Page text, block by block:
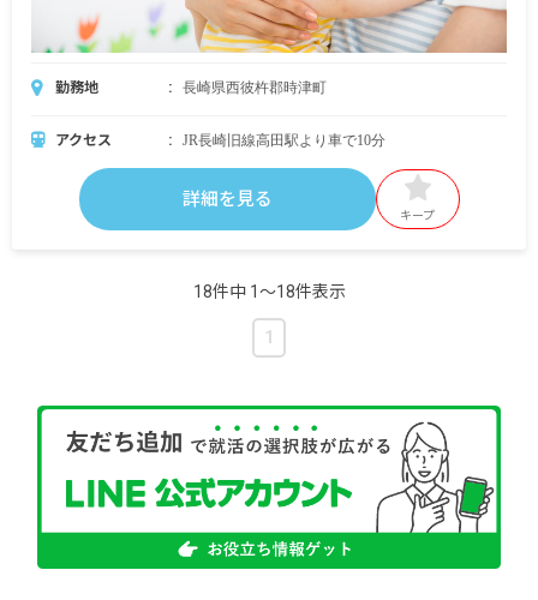
勤務地 長崎県西彼杵郡時津町
アクセス JR長崎旧線高田駅より車で10分
詳細を見る
キープ
18件中 1〜18件表示
1